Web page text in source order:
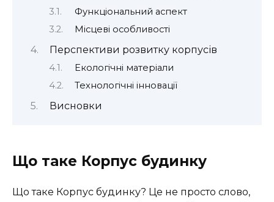
Функціональний аспект
Місцеві особливості
Перспективи розвитку корпусів
Екологічні матеріали
Технологічні інновації
Висновки
Що таке Корпус будинку
Що таке Корпус будинку? Це не просто слово,